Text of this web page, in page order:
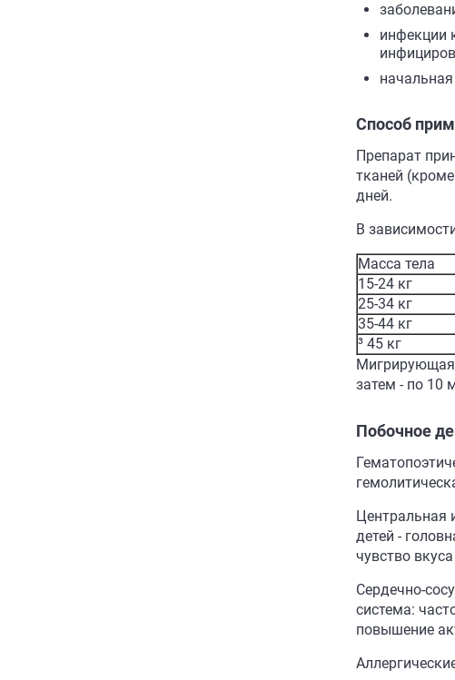
инфекции
Способ
Препарат
тканей
дней.
В
Масса тела
15-24 кг
25-34 кг
35-44 кг
³ 45 кг
Мигрирующая
затем - по 10
Побочное
Центральная
детей -
чувство
Сердечно-
система:
повышение